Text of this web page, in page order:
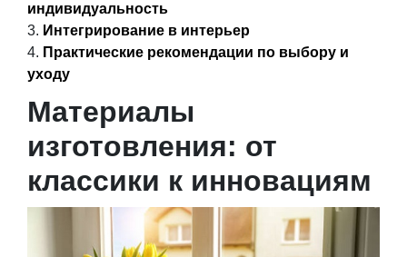
индивидуальность
Интегрирование в интерьер
Практические рекомендации по выбору и
уходу
Материалы
изготовления: от
классики к инновациям